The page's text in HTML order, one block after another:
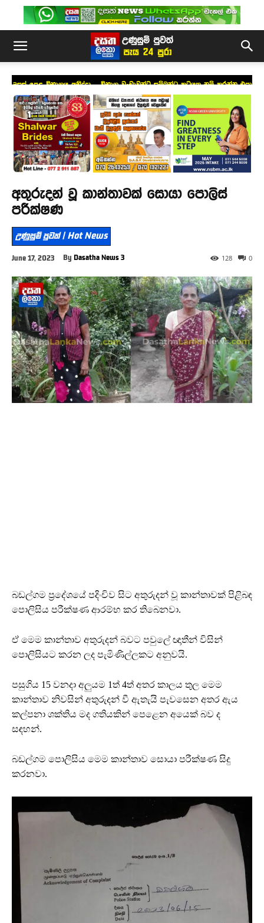
උසස් පෙළ විභාගය අනිද්දා – විභාග වංචාවන්ට සම්බන්ධ කටයුතු නම් කරන්න එපා
!
අතුරුදන් වූ කාන්තාවක් සොයා පොලිස්
පරීක්ෂණ
උණුසුම් පුවත් | Hot News
June 17, 2023 By Dasatha News 3 0
128
බඩල්ගම ප්‍රදේශයේ පදිංචිව සිට අතුරුදන් වූ කාන්තාවක් පිළිබඳ
පොලිසිය පරීක්ෂණ ආරම්භ කර තිබෙනවා.
ඒ මෙම කාන්තාව අතුරුදන් බවට පවුලේ ඥාතීන් විසින්
පොලිසියට කරන ලද පැමිණිල්ලකට අනුවයි.
පසුගිය 15 වනදා අලුයම 1ත් 4ත් අතර කාලය තුල මෙම
කාන්තාව නිවසින් අතුරුදන් වී ඇතැයි පැවසෙන අතර ඇය
කල්පනා ශක්තිය මද ගතියකින් පෙළෙන අයෙක් බව ද
සඳහන්.
බඩල්ගම පොලිසිය මෙම කාන්තාව සොයා පරීක්ෂණ සිදු
කරනවා.